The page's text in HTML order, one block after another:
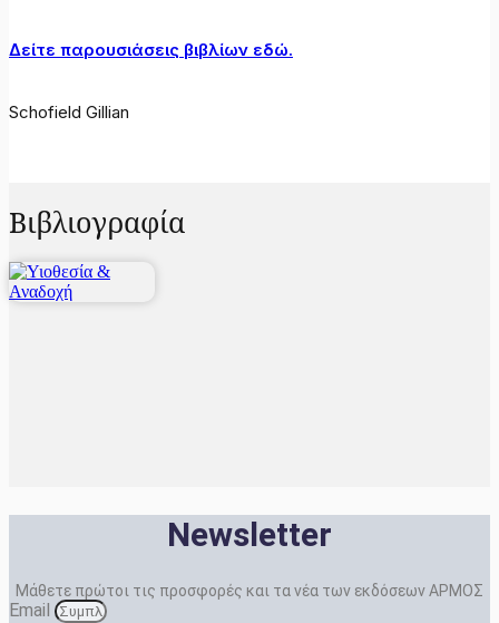
Δείτε παρουσιάσεις βιβλίων εδώ.
Schofield Gillian
Βιβλιογραφία
Newsletter
Μάθετε πρώτοι τις προσφορές και τα νέα των εκδόσεων ΑΡΜΟΣ
Email